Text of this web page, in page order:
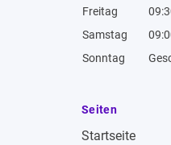
Freitag
Samstag
Sonntag
Seiten
Startseite